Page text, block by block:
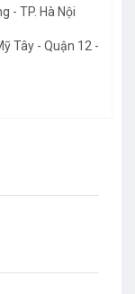
- TP. Hà Nội
Tây - Quận 12 -